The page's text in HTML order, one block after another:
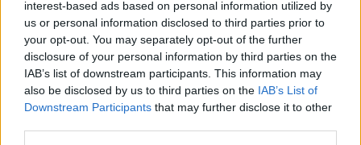
interest-based ads based on personal information utilized by
us or personal information disclosed to third parties prior to
your opt-out. You may separately opt-out of the further
disclosure of your personal information by third parties on the
IAB’s list of downstream participants. This information may
also be disclosed by us to third parties on the IAB’s List of
Downstream Participants that may further disclose it to other